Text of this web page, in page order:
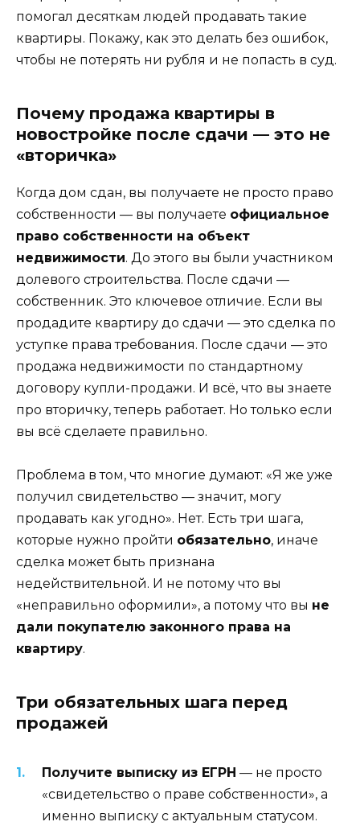
помогал десяткам людей продавать такие
квартиры. Покажу, как это делать без ошибок,
чтобы не потерять ни рубля и не попасть в суд.
Почему продажа квартиры в
новостройке после сдачи — это не
«вторичка»
Когда дом сдан, вы получаете не просто право
собственности — вы получаете официальное
право собственности на объект
недвижимости. До этого вы были участником
долевого строительства. После сдачи —
собственник. Это ключевое отличие. Если вы
продадите квартиру до сдачи — это сделка по
уступке права требования. После сдачи — это
продажа недвижимости по стандартному
договору купли-продажи. И всё, что вы знаете
про вторичку, теперь работает. Но только если
вы всё сделаете правильно.
Проблема в том, что многие думают: «Я же уже
получил свидетельство — значит, могу
продавать как угодно». Нет. Есть три шага,
которые нужно пройти обязательно, иначе
сделка может быть признана
недействительной. И не потому что вы
«неправильно оформили», а потому что вы не
дали покупателю законного права на
квартиру.
Три обязательных шага перед
продажей
Получите выписку из ЕГРН — не просто
«свидетельство о праве собственности», а
именно выписку с актуальным статусом.